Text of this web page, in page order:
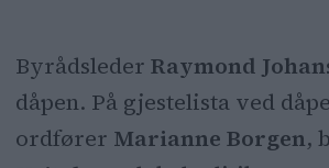
Byrådsleder Raymond
dåpen. På gjestelista ved
ordfører Marianne Borgen,